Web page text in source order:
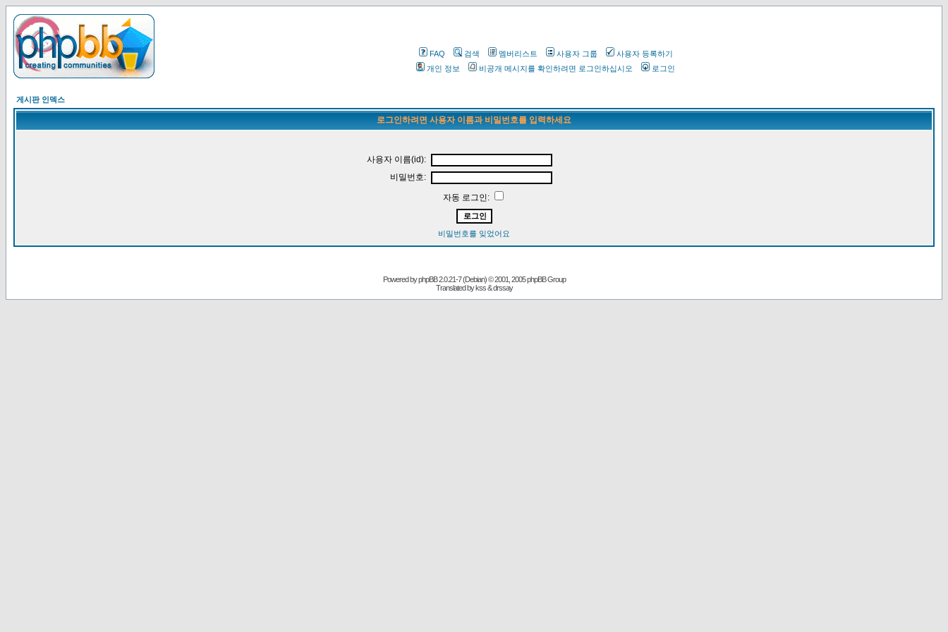
FAQ 검색 멤버리스트 사용자 그룹
사용자 등록하기
개인 정보
비공개 메시지를 확인하려면 로그인하십시오 로그인
게시판 인덱스
로그인하려면 사용자 이름과 비밀번호를 입력하세요
사용자 이름(id):
비밀번호:
자동 로그인:
비밀번호를 잊었어요
Powered byphpBB2.0.21-7 (Debian) © 2001, 2005 phpBB Group
Translated by kss & drssay